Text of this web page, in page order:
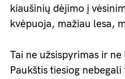
kiaušinių dėjimo į
kvėpuoja, mažiau lesa,
Tai ne užsispyrimas ir
Paukštis tiesiog